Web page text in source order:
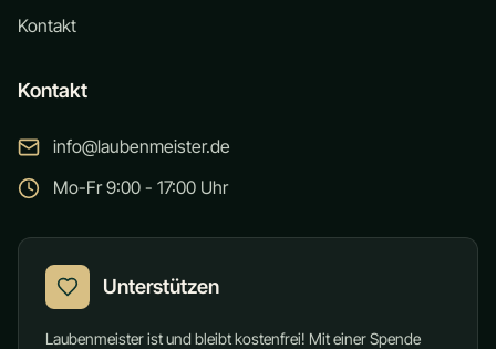
Kontakt
Kontakt
info@laubenmeister.de
Mo-Fr 9:00 - 17:00 Uhr
Unterstützen
Laubenmeister ist und bleibt kostenfrei! Mit einer Spende